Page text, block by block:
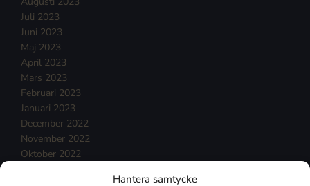
Hantera samtycke
Juli 2023
Juni 2023
Maj 2023
April 2023
Mars 2023
Februari 2023
Januari 2023
December 2022
November 2022
Oktober 2022